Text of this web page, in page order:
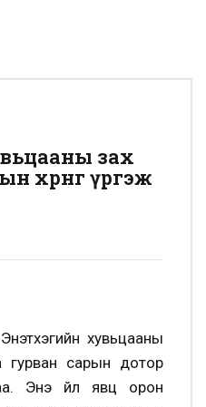
зах
хөрөнгө үргэж
хувьцааны
гурван сарын дотор
Энэ үйл явц орон